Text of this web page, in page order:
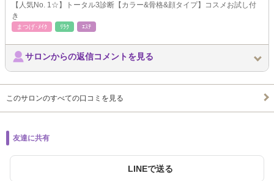
【人気No. 1☆】トータル3診断【カラー&骨格&顔タイプ】コスメお試し付
き
まつげ･ﾒｲｸ ﾘﾗｸ ｴｽﾃ
サロンからの返信コメントを見る
このサロンのすべての口コミを見る
友達に共有
LINEで送る